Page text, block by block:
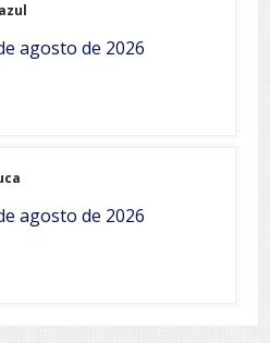
agosto de 2026
agosto de 2026